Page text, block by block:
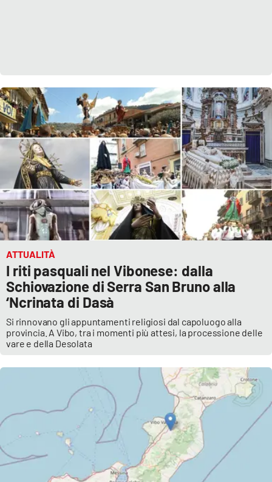
ATTUALITÀ
I riti pasquali nel Vibonese: dalla
Schiovazione di Serra San Bruno alla
‘Ncrinata di Dasà
Si rinnovano gli appuntamenti religiosi dal capoluogo alla
provincia. A Vibo, tra i momenti più attesi, la processione delle
vare e della Desolata